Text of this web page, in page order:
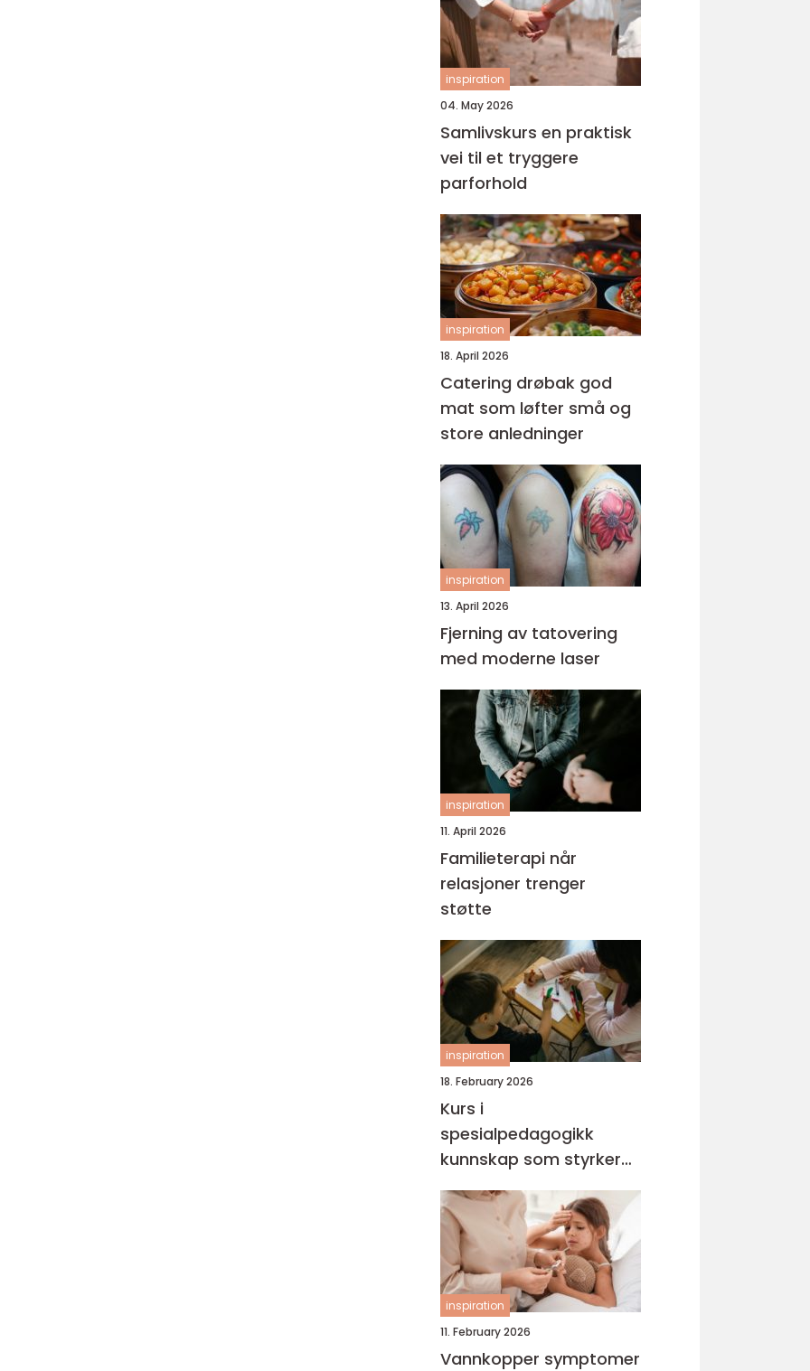
inspiration
04. May 2026
Samlivskurs en praktisk
vei til et tryggere
parforhold
inspiration
18. April 2026
Catering drøbak god
mat som løfter små og
store anledninger
inspiration
13. April 2026
Fjerning av tatovering
med moderne laser
inspiration
11. April 2026
Familieterapi når
relasjoner trenger
støtte
inspiration
18. February 2026
Kurs i
spesialpedagogikk
kunnskap som styrker
hverdagen med barn og
unge
inspiration
11. February 2026
Vannkopper symptomer